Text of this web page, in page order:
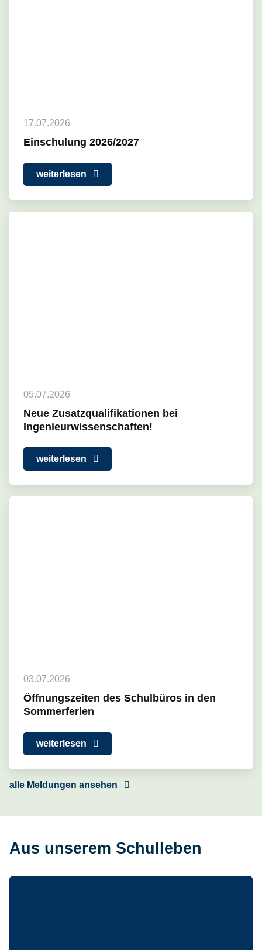
17.07.2026
Einschulung 2026/2027
weiterlesen
05.07.2026
Neue Zusatzqualifikationen bei
Ingenieurwissenschaften!
weiterlesen
03.07.2026
Öffnungszeiten des Schulbüros in den
Sommerferien
weiterlesen
alle Meldungen ansehen
Aus unserem Schulleben